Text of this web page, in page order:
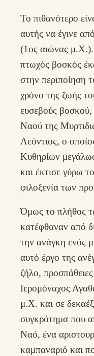
Το πιθανότερο
αυτής να έγινε
(1ος αιώνας
πτωχός βοσκός
στην περιποίηση
χρόνο της ζωής
ευσεβούς βοσκού,
Ναού της
Λεόντιος, ο
Κυθηρίων
και έκτισε γύρω
φιλοξενία των
Όμως το πλήθος
κατέφθαναν από
την ανάγκη ενός
αυτό έργο της
ζήλο,
Ιερομόναχος
μ.Χ. και σε
συγκρότημα που
Ναό, ένα
καμπαναριό και